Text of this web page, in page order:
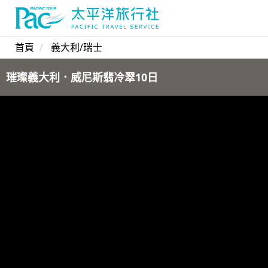
首頁 義大利/瑞士
璀璨義大利．威尼斯翡冷翠10日